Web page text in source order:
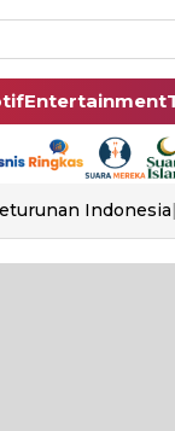
Entertainment
Indonesia